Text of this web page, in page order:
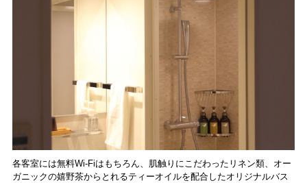
各客室には無料Wi-Fiはもちろん、肌触りにこだわったリネン類、オー
ガニックの嬉野茶からとれるティーオイルを配合したオリジナルバス